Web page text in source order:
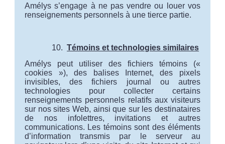
Amélys s’engage à ne pas vendre ou louer vos
renseignements personnels à une tierce partie.
Témoins et technologies similaires
Amélys peut utiliser des fichiers témoins («
cookies »), des balises Internet, des pixels
invisibles, des fichiers journal ou autres
technologies pour collecter certains
renseignements personnels relatifs aux visiteurs
sur nos sites Web, ainsi que sur les destinataires
de nos infolettres, invitations et autres
communications. Les témoins sont des éléments
d’information transmis par le serveur au